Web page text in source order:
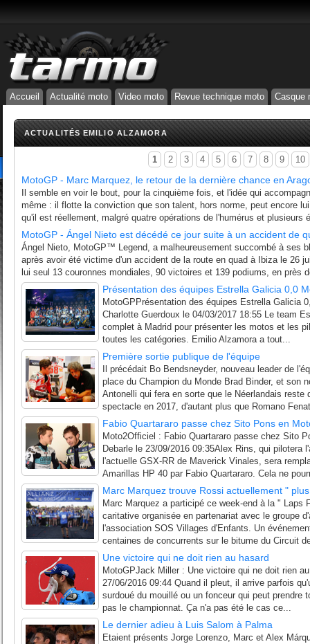
Accueil Actualité moto Video moto Revue technique moto Casque
ACTUALITÉS EMILIO ALZAMORA
1 2 3 4 5 6 7 8 9 10
MotoGP - Marc Marquez, le retour de la dernière chance en
Il semble en voir le bout, pour la cinquième fois, et l'idée qui
même : il flotte la conviction que son talent, hors norme, peut encore
qu'il est réellement, malgré quatre opérations de l'humérus et plusieurs
MotoGP - Ángel Nieto est décédé ce jour suite à un accident de
Ángel Nieto, MotoGP™ Legend, a malheureusement succombé à ses
après avoir été victime d'un accident de la route en quad à Ibiza le 26
lui seul 13 couronnes mondiales, 90 victoires et 139 podiums, en près
Présentation des équipes Estrella Galicia 0,0
MotoGPPrésentation des équipes Estrella Galicia
Charlotte Guerdoux le 04/03/2017 18:55 Le team
complet à Madrid pour présenter les motos et les
toutes les catégories. Emilio Alzamora a tout...
Première sortie publique de l'équipe
Il précédait Bo Bendsneyder, nouveau leader de
place du Champion du Monde Brad Binder, et son
Antonelli qui fera en sorte que le Néerlandais reste
spectacle en 2017, d'autant plus que Romano
Fabio Quartararo passe chez Sito Pons en
Moto2Officiel : Fabio Quartararo passe chez Sito
Debarle le 23/09/2016 09:35Alex Rins, qui pilotera
l'actuelle GSX-RR de Maverick Vinales, sera
Amarillas HP 40 par Fabio Quartararo. Cela ne
Marc Marquez trouve Rossi actuellement "
Marc Marquez a participé ce week-end à la " Laps
caritative organisée en partenariat avec le groupe
l'association SOS Villages d'Enfants. Un
centaines de concurrents sur le bitume du Circuit
Une victoire qui ne doit rien au hasard
MotoGPJack Miller : Une victoire qui ne doit rien
27/06/2016 09:44 Quand il pleut, il arrive parfois
surdoué du mouillé ou un fonceur qui peut prendre
pas le championnat. Ça n'a pas été le cas ce...
Le dernier adieu à Luis Salom à Palma
Etaient présents Jorge Lorenzo, Marc et Alex